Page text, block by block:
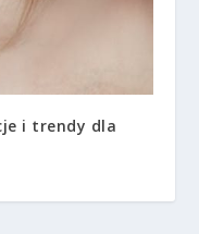
i trendy dla